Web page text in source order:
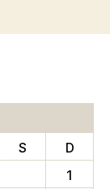
S
D
1